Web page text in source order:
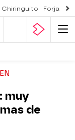
Chiringuito Forjado
muy
de